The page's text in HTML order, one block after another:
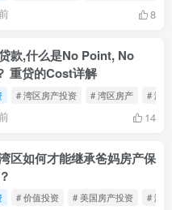
8
款,什么是No Point, No
重贷的Cost详解
# 湾区房产投资 # 湾区房产 # 湾
14
区如何才能继承爸妈房产保
# 价值投资 # 美国房产投资 # 湾